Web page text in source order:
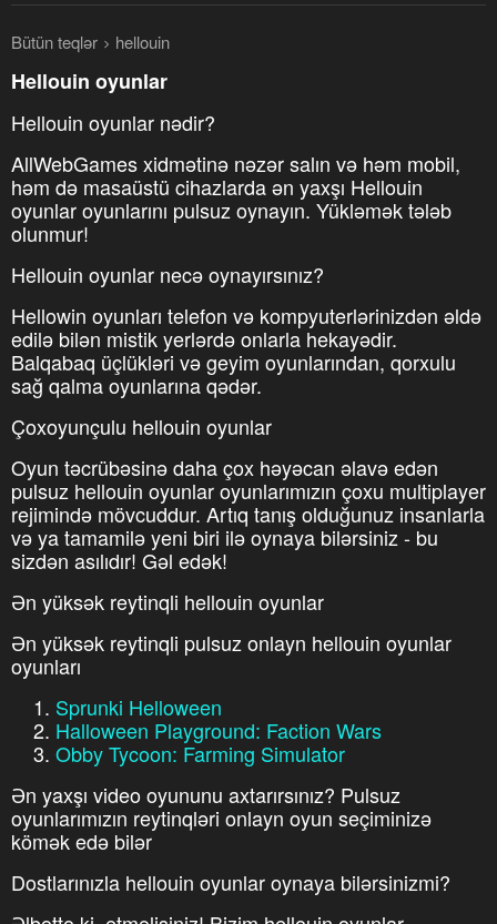
Bütün teqlər hellouin
Hellouin oyunlar
Hellouin oyunlar nədir?
AllWebGames xidmətinə nəzər salın və həm mobil,
həm də masaüstü cihazlarda ən yaxşı Hellouin
oyunlar oyunlarını pulsuz oynayın. Yükləmək tələb
olunmur!
Hellouin oyunlar necə oynayırsınız?
Hellowin oyunları telefon və kompyuterlərinizdən əldə
edilə bilən mistik yerlərdə onlarla hekayədir.
Balqabaq üçlükləri və geyim oyunlarından, qorxulu
sağ qalma oyunlarına qədər.
Çoxoyunçulu hellouin oyunlar
Oyun təcrübəsinə daha çox həyəcan əlavə edən
pulsuz hellouin oyunlar oyunlarımızın çoxu multiplayer
rejimində mövcuddur. Artıq tanış olduğunuz insanlarla
və ya tamamilə yeni biri ilə oynaya bilərsiniz - bu
sizdən asılıdır! Gəl edək!
Ən yüksək reytinqli hellouin oyunlar
Ən yüksək reytinqli pulsuz onlayn hellouin oyunlar
oyunları
Sprunki Helloween
Halloween Playground: Faction Wars
Obby Tycoon: Farming Simulator
Ən yaxşı video oyununu axtarırsınız? Pulsuz
oyunlarımızın reytinqləri onlayn oyun seçiminizə
kömək edə bilər
Dostlarınızla hellouin oyunlar oynaya bilərsinizmi?